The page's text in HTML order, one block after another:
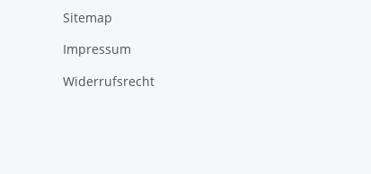
Sitemap
Impressum
Widerrufsrecht